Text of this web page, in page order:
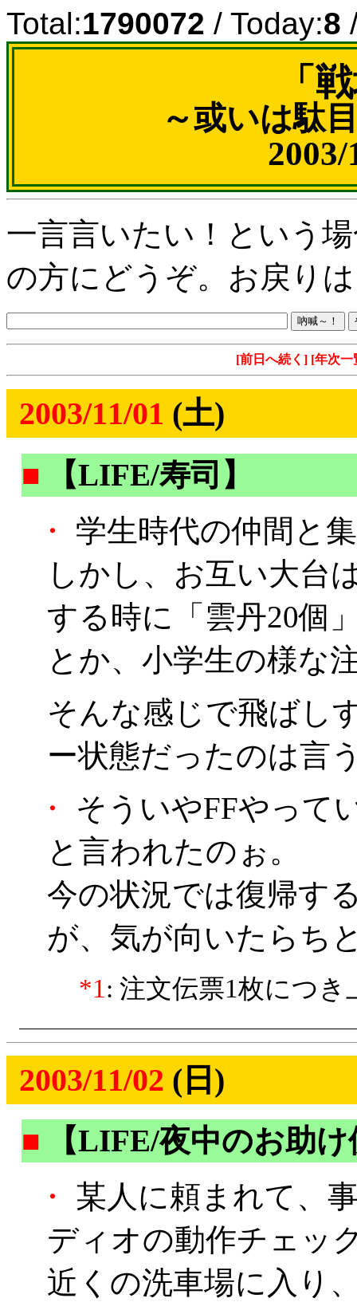
Total:1790072 / Today:8
「
～或いは駄
一言言いたい！という
の方にどうぞ。お戻りは
[前日へ続く] [年次一
2003/11/01 (土)
■
【LIFE/寿司】
・
学生時代の仲間と
しかし、お互い大台
する時に「雲丹20個
とか、小学生の様な
そんな感じで飛ばし
ー状態だったのは言
・
そういやFFやって
と言われたのぉ。
今の状況では復帰す
が、気が向いたらち
*1: 注文伝票1枚につき
2003/11/02 (日)
■
【LIFE/夜中のお助
・
某人に頼まれて、
ディオの動作チェッ
近くの洗車場に入り